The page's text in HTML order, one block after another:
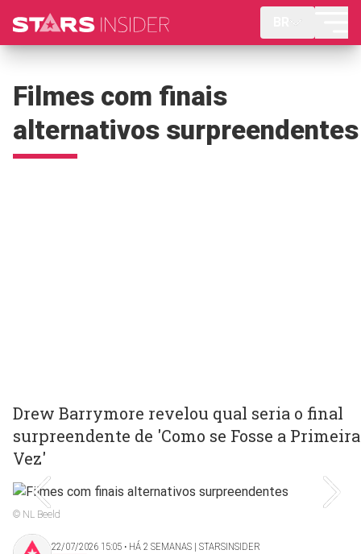
Filmes com finais
alternativos surpreendentes
Drew Barrymore revelou qual seria o final
surpreendente de 'Como se Fosse a Primeira
Vez'
© NL Beeld
22/07/2026 15:05 ‧ HÁ 2 SEMANAS | STARSINSIDER